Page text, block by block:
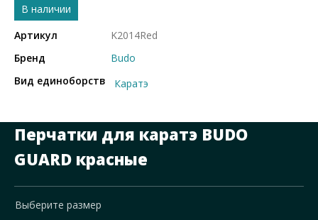
В наличии
Артикул
K2014Red
Бренд
Budo
Вид единоборств
Каратэ
Перчатки для каратэ BUDO
GUARD красные
Выберите размер